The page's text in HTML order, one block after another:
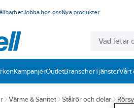
Jobba hos ossNya produkter
KampanjerOutletBranscherTjänsterVårt
Värme & Sanitet Stålrör och delar